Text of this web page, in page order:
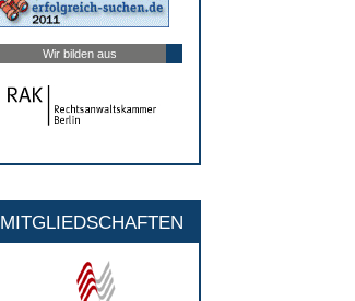
Wir bilden aus
MITGLIEDSCHAFTEN